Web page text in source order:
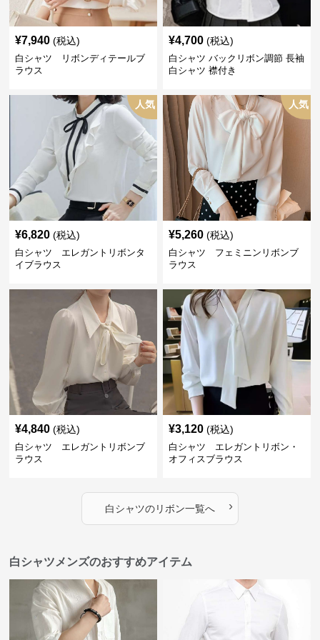
¥7,940 (税込)
白シャツ リボンディテールブ
ラウス
¥4,700 (税込)
白シャツ バックリボン調節 長袖
白シャツ 襟付き
人気
¥6,820 (税込)
白シャツ エレガントリボンタ
イブラウス
人気
¥5,260 (税込)
白シャツ フェミニンリボンブ
ラウス
¥4,840 (税込)
白シャツ エレガントリボンブ
ラウス
¥3,120 (税込)
白シャツ エレガントリボン・
オフィスブラウス
白シャツのリボン一覧へ ›
白シャツメンズのおすすめアイテム